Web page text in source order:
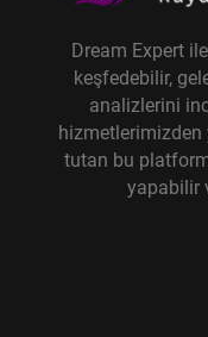
Dream Expert
keşfedebilir,
analizlerini
hizmetlerimizden
tutan bu
yapabilir